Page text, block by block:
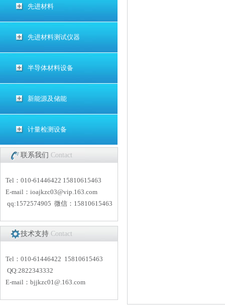
先进材料
先进材料测试仪器
半导体材料设备
新能源及储能
计量检测设备
联系我们 Contact
Tel：010-61446422 15810615463
E-mail： ioajkzc03@vip.163.com
qq:1572574905 微信：15810615463
技术支持 Contact
Tel：010-61446422 15810615463
QQ:2822343332
E-mail： bjjkzc01@.163.com